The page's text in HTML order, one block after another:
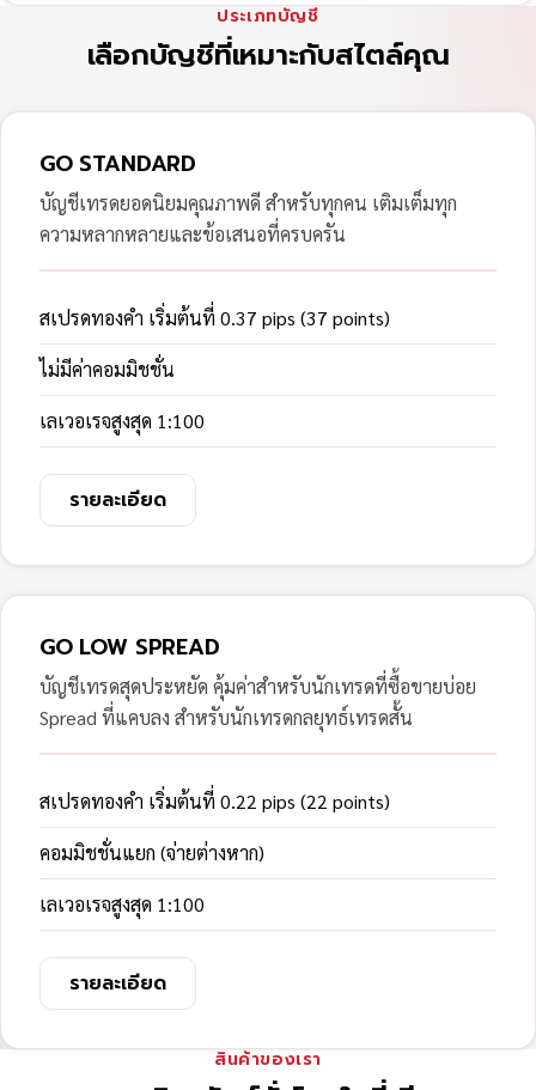
ประเภทบัญชี
เลือกบัญชีที่เหมาะกับสไตล์คุณ
GO STANDARD
บัญชีเทรดยอดนิยมคุณภาพดี สำหรับทุกคน เติมเต็มทุก
ความหลากหลายและข้อเสนอที่ครบครัน
สเปรดทองคำ เริ่มต้นที่ 0.37 pips (37 points)
ไม่มีค่าคอมมิชชั่น
เลเวอเรจสูงสุด 1:100
รายละเอียด
GO LOW SPREAD
บัญชีเทรดสุดประหยัด คุ้มค่าสำหรับนักเทรดที่ซื้อขายบ่อย
Spread ที่แคบลง สำหรับนักเทรดกลยุทธ์เทรดสั้น
สเปรดทองคำ เริ่มต้นที่ 0.22 pips (22 points)
คอมมิชชั่นแยก (จ่ายต่างหาก)
เลเวอเรจสูงสุด 1:100
รายละเอียด
สินค้าของเรา